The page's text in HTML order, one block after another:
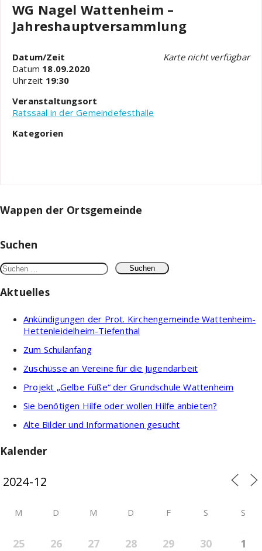
WG Nagel Wattenheim –
Jahreshauptversammlung
Karte nicht verfügbar
Datum/Zeit
Datum 18.09.2020
Uhrzeit 19:30
Veranstaltungsort
Ratssaal in der Gemeindefesthalle
Kategorien
Wappen der Ortsgemeinde
Suchen
Suchen
nach:
Aktuelles
Ankündigungen der Prot. Kirchengemeinde Wattenheim-
Hettenleidelheim-Tiefenthal
Zum Schulanfang
Zuschüsse an Vereine für die Jugendarbeit
Projekt „Gelbe Füße“ der Grundschule Wattenheim
Sie benötigen Hilfe oder wollen Hilfe anbieten?
Alte Bilder und Informationen gesucht
Kalender
M D M D F S S
25 26 27 28 29 30 1